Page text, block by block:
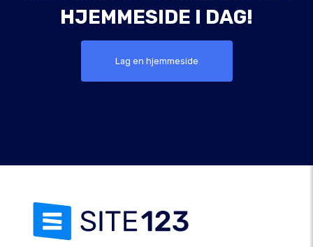
HJEMMESIDE I DAG!
Lag en hjemmeside